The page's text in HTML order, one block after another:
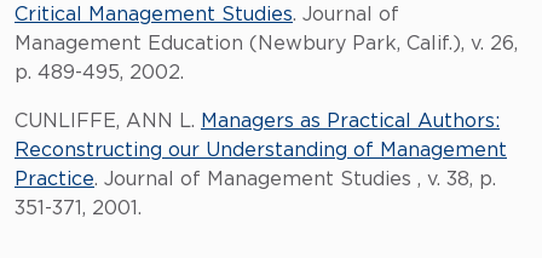
Critical Management Studies. Journal of
Management Education (Newbury Park, Calif.), v. 26,
p. 489-495, 2002.
CUNLIFFE, ANN L. Managers as Practical Authors:
Reconstructing our Understanding of Management
Practice. Journal of Management Studies , v. 38, p.
351-371, 2001.